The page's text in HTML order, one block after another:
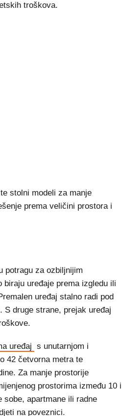
troškova.
stolni modeli za manje
prema veličini prostora i
potragu za ozbiljnijim
uređaje prema izgledu ili
uređaj stalno radi pod
druge strane, prejak uređaj
uređaj s unutarnjom i
42 četvorna metra te
Za manje prostorije
prostorima između 10 i
sobe, apartmane ili radne
na poveznici.